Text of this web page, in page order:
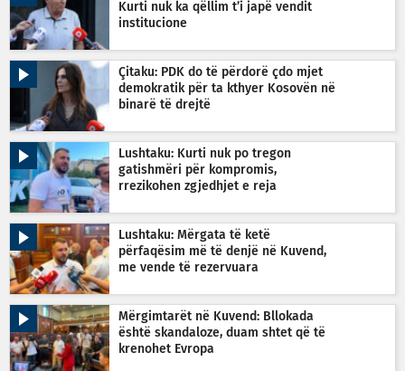
Kurti nuk ka qëllim t’i japë vendit
institucione
Çitaku: PDK do të përdorë çdo mjet
demokratik për ta kthyer Kosovën në
binarë të drejtë
Lushtaku: Kurti nuk po tregon
gatishmëri për kompromis,
rrezikohen zgjedhjet e reja
Lushtaku: Mërgata të ketë
përfaqësim më të denjë në Kuvend,
me vende të rezervuara
Mërgimtarët në Kuvend: Bllokada
është skandaloze, duam shtet që të
krenohet Evropa